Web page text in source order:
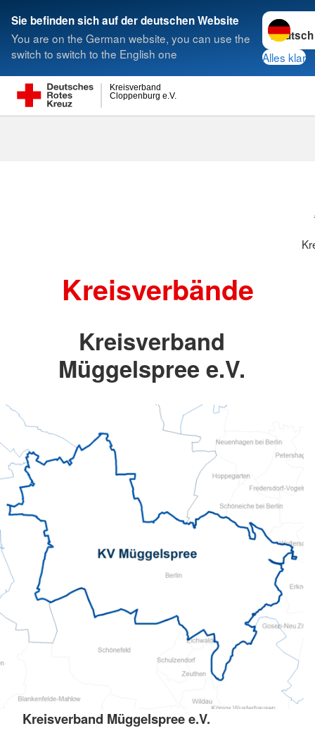
Sie befinden sich auf der deutschen Website
You are on the German website, you can use the
switch to switch to the English one
Sprache
Alles klar
Cloppenburg e.V.
Kreisverband
Suche
Kreisverbände
Kreisverband
Müggelspree e.V.
Kreisverband Müggelspree e.V.